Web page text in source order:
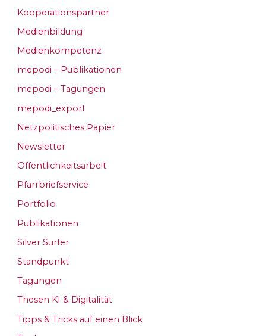
Kooperationspartner
Medienbildung
Medienkompetenz
mepodi – Publikationen
mepodi – Tagungen
mepodi_export
Netzpolitisches Papier
Newsletter
Öffentlichkeitsarbeit
Pfarrbriefservice
Portfolio
Publikationen
Silver Surfer
Standpunkt
Tagungen
Thesen KI & Digitalität
Tipps & Tricks auf einen Blick